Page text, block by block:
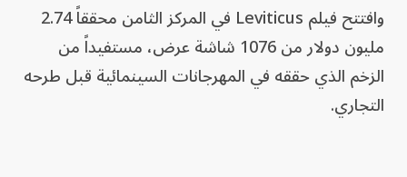
وافتتح فيلم Leviticus في المركز الثامن محققاً 2.74
مليون دولار من 1076 شاشة عرض، مستفيداً من
الزخم الذي حققه في المهرجانات السينمائية قبل طرحه
التجاري.